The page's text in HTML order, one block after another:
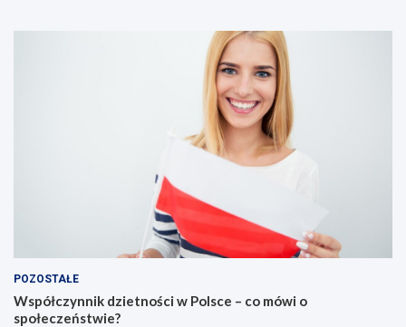
POZOSTAŁE
Współczynnik dzietności w Polsce – co mówi o
społeczeństwie?